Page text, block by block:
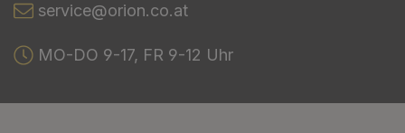
service@orion.co.at
MO-DO 9-17, FR 9-12 Uhr